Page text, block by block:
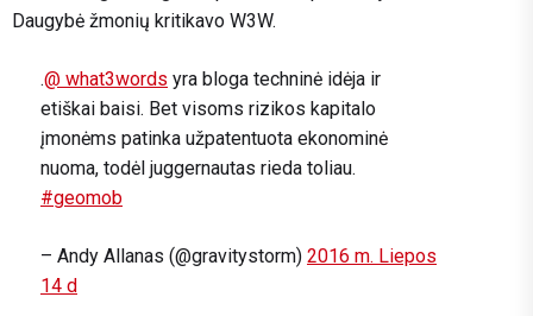
Daugybė žmonių kritikavo W3W.
.@ what3words yra bloga techninė idėja ir
etiškai baisi. Bet visoms rizikos kapitalo
įmonėms patinka užpatentuota ekonominė
nuoma, todėl juggernautas rieda toliau.
#geomob
– Andy Allanas (@gravitystorm) 2016 m. Liepos
14 d